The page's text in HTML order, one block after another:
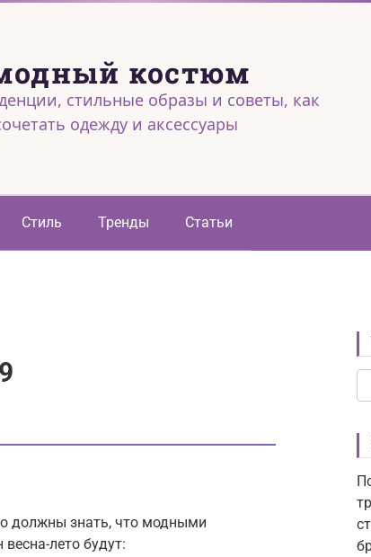
костюм
стильные образы и советы, как
одежду и аксессуары
Стиль Тренды Статьи
должны знать, что модными
лето будут: